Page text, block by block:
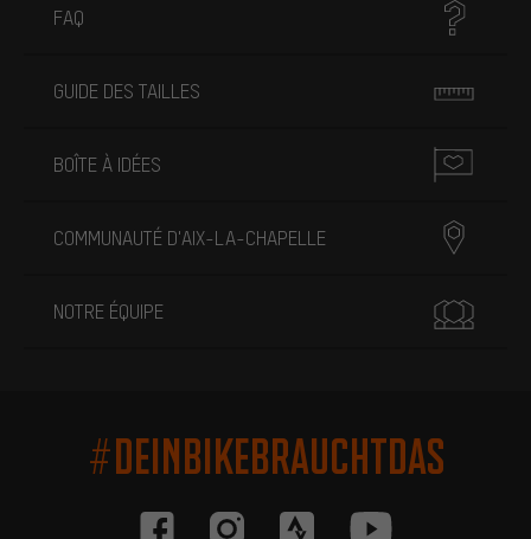
FAQ
GUIDE DES TAILLES
BOÎTE À IDÉES
COMMUNAUTÉ D'AIX-LA-CHAPELLE
NOTRE ÉQUIPE
#DEINBIKEBRAUCHTDAS